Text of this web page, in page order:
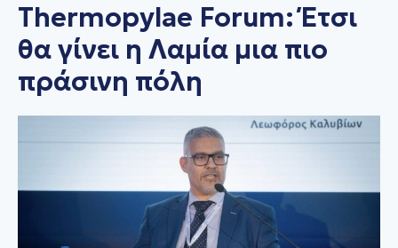
Thermopylae Forum: Έτσι
θα γίνει η Λαμία μια πιο
πράσινη πόλη